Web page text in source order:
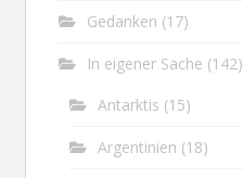
Gedanken (17)
In eigener Sache (142)
Antarktis (15)
Argentinien (18)